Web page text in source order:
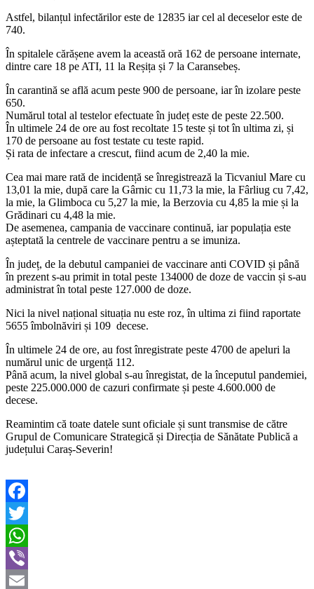
Astfel, bilanțul infectărilor este de 12835 iar cel al deceselor este de
740.
În spitalele cărășene avem la această oră 162 de persoane internate,
dintre care 18 pe ATI, 11 la Reșița și 7 la Caransebeș.
În carantină se află acum peste 900 de persoane, iar în izolare peste
650.
Numărul total al testelor efectuate în județ este de peste 22.500.
În ultimele 24 de ore au fost recoltate 15 teste și tot în ultima zi, și
170 de persoane au fost testate cu teste rapid.
Și rata de infectare a crescut, fiind acum de 2,40 la mie.
Cea mai mare rată de incidență se înregistrează la Ticvaniul Mare cu
13,01 la mie, după care la Gârnic cu 11,73 la mie, la Fârliug cu 7,42,
la mie, la Glimboca cu 5,27 la mie, la Berzovia cu 4,85 la mie și la
Grădinari cu 4,48 la mie.
De asemenea, campania de vaccinare continuă, iar populația este
așteptată la centrele de vaccinare pentru a se imuniza.
În județ, de la debutul campaniei de vaccinare anti COVID și până
în prezent s-au primit in total peste 134000 de doze de vaccin și s-au
administrat în total peste 127.000 de doze.
Nici la nivel național situația nu este roz, în ultima zi fiind raportate
5655 îmbolnăviri și 109 decese.
În ultimele 24 de ore, au fost înregistrate peste 4700 de apeluri la
numărul unic de urgență 112.
Până acum, la nivel global s-au înregistat, de la începutul pandemiei,
peste 225.000.000 de cazuri confirmate și peste 4.600.000 de
decese.
Reamintim că toate datele sunt oficiale și sunt transmise de către
Grupul de Comunicare Strategică și Direcția de Sănătate Publică a
județului Caraș-Severin!
Facebook
Twitter
WhatsApp
Viber